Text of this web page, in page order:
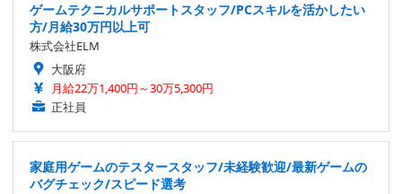
ゲームテクニカルサポートスタッフ/PCスキルを活かしたい
方/月給30万円以上可
株式会社ELM
大阪府
月給22万1,400円～30万5,300円
正社員
家庭用ゲームのテスタースタッフ/未経験歓迎/最新ゲームの
バグチェック/スピード選考